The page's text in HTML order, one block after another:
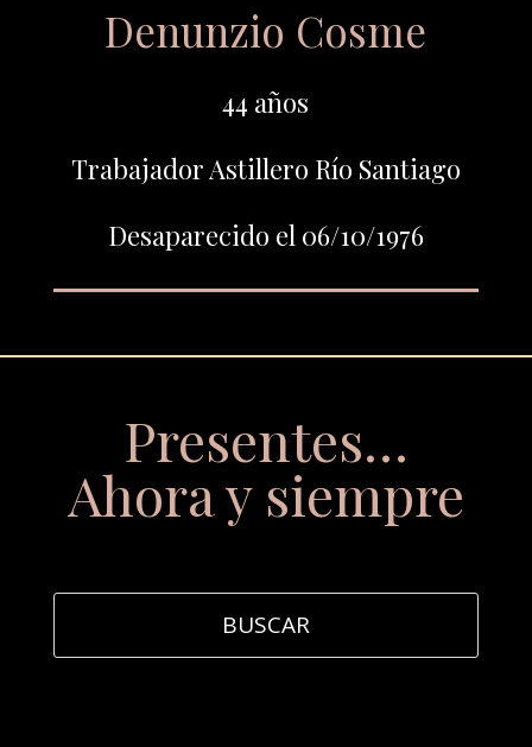
Denunzio Cosme
44 años
Trabajador Astillero Río Santiago
Desaparecido el 06/10/1976
Presentes…
Ahora y siempre